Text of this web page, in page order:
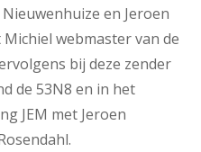
en Jeroen
webmaster van de
bij deze zender
de 53N8 en in het
JEM met Jeroen